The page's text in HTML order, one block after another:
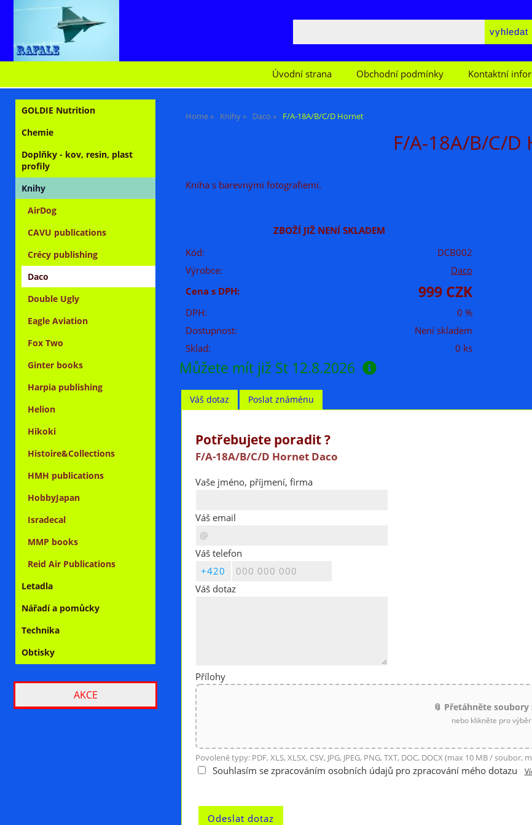
Úvodní strana Obchodní podmínky Kontaktní
Home Knihy Daco F/A-18A/B/C/D Hornet
F/A-18A/B/C/D
Kniha s barevnými fotografiemi.
ZBOŽÍ JIŽ NENÍ SKLADEM
Kód:
DCB002
Výrobce:
Daco
Cena s DPH:
999 CZK
DPH:
0 %
Dostupnost:
Není skladem
Sklad:
0 ks
Můžete mít již St 12.8.2026
Váš dotaz Poslat známénu
Potřebujete poradit ?
F/A-18A/B/C/D Hornet Daco
Vaše jméno, příjmení, firma
Váš email
Váš telefon
Váš dotaz
Přílohy
📎 Přetáhněte soubory
nebo klikněte pro výběr
Povolené typy: PDF, XLS, XLSX, CSV, JPG, JPEG, PNG, TXT, DOC, DOCX (max 10 MB / soubor,
Souhlasím se zpracováním osobních údajů pro zpracování mého dotazu
GOLDIE Nutrition
Chemie
Doplňky - kov, resin, plast
profily
Knihy
AirDog
CAVU publications
Crécy publishing
Daco
Double Ugly
Eagle Aviation
Fox Two
Ginter books
Harpia publishing
Helion
Hikoki
Histoire&Collections
HMH publications
HobbyJapan
Isradecal
MMP books
Reid Air Publications
Letadla
Nářadí a pomůcky
Technika
Obtisky
AKCE